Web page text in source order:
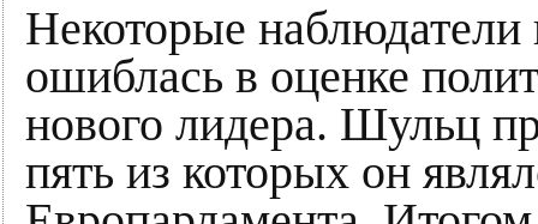
Некоторые
ошиблась в оценке
нового лидера. Шульц
пять из которых он